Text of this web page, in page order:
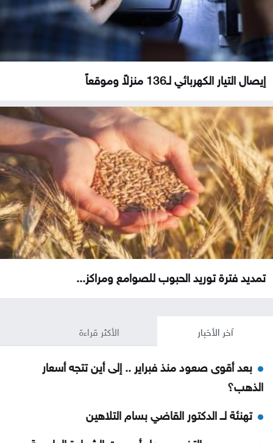
إيصال التيار الكهربائي لـ136 منزلاً وموقعاً
تمديد فترة توريد الحبوب للصوامع ومراكز...
آخر الأخبار الأكثر قراءة
بعد أقوى صعود منذ فبراير .. إلى أين تتجه أسعار
الذهب؟
تهنئة لــ الدكتور القاضي بسام التلاهين